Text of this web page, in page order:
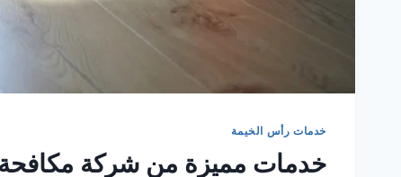
خدمات رأس الخيمة
خدمات مميزة من شركة